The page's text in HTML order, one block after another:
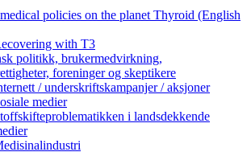
policies on the planet Thyroid (English
with T3
politikk, brukermedvirkning,
foreninger og skeptikere
/ underskriftskampanjer / aksjoner
medier
i landsdekkende